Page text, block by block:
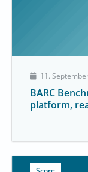
11.
BARC
platform,